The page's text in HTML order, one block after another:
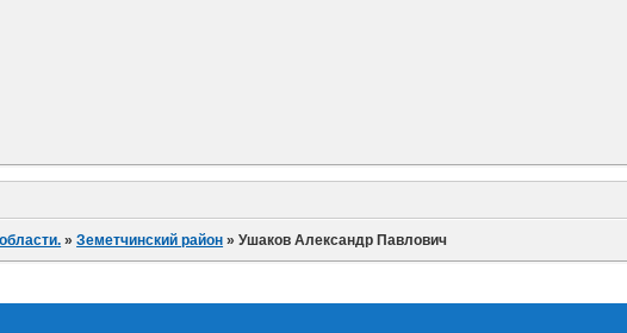
»Земетчинский район »Ушаков Александр Павлович